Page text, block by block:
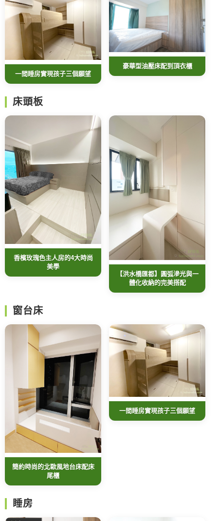
一間睡房實現孩子三個願望
豪華型油壓床配到頂衣櫃
床頭板
香檳玫瑰色主人房的4大時尚
美學
【洪水橋匯都】圓弧滲光與一
體化收納的完美搭配
窗台床
簡約時尚的北歐風地台床配床
尾櫃
一間睡房實現孩子三個願望
睡房